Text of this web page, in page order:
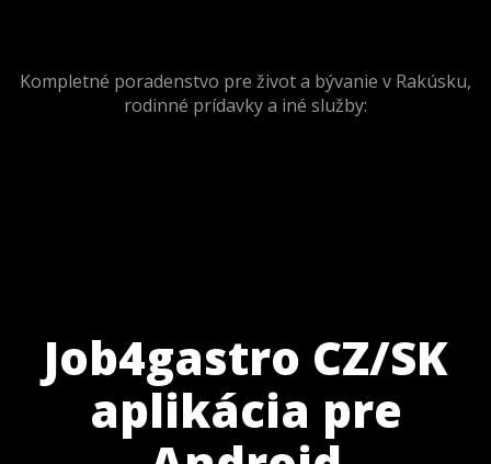
Kompletné poradenstvo pre život a bývanie v Rakúsku,
rodinné prídavky a iné služby:
Job4gastro CZ/SK
aplikácia pre